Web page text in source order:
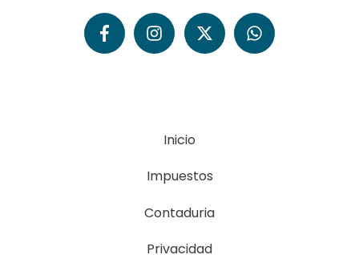
Inicio
Impuestos
Contaduria
Privacidad